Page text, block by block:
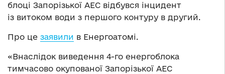
блоці Запорізької АЕС відбувся інцидент
із витоком води з першого контуру в другий.
Про це заявили в Енергоатомі.
«Внаслідок виведення 4-го енергоблока
тимчасово окупованої Запорізької АЕС